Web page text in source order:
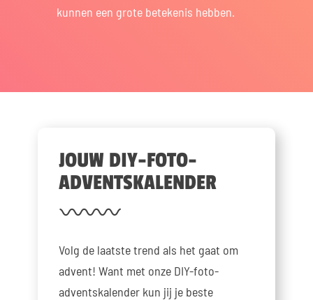
kunnen een grote betekenis hebben.
JOUW DIY-FOTO-
ADVENTSKALENDER
Volg de laatste trend als het gaat om
advent! Want met onze DIY-foto-
adventskalender kun jij je beste